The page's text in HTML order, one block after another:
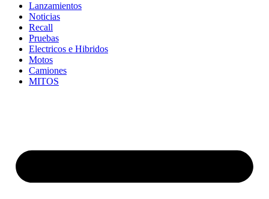
Lanzamientos
Noticias
Recall
Pruebas
Electricos e Hibridos
Motos
Camiones
MITOS